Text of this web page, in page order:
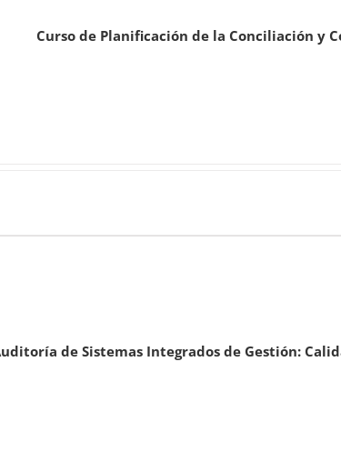
Curso de Planificación de la Conciliación y
de Sistemas Integrados de Gestión: